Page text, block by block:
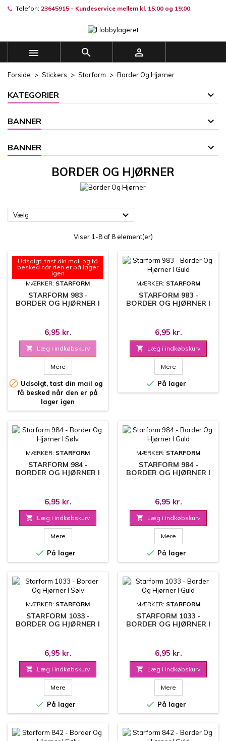
Telefon: 23645915 - Kundeservice mellem kl. 15:00 og 19:00
  
Forside Stickers Starform Border Og Hjørner
KATEGORIER
BANNER
BANNER
BORDER OG HJØRNER
Vælg 
Viser 1-8 af 8 element(er)
Udsolgt, tast din mail og få
besked når den er på lager
igen
MÆRKER: STARFORM
STARFORM 983 -
BORDER OG HJØRNER I
6,95 kr.
 Læg i indkøbskurv
Mere
 Udsolgt, tast din mail og
få besked når den er på
lager igen
MÆRKER: STARFORM
STARFORM 983 -
BORDER OG HJØRNER I
6,95 kr.
 Læg i indkøbskurv
Mere
 På lager
MÆRKER: STARFORM
STARFORM 984 -
BORDER OG HJØRNER I
6,95 kr.
 Læg i indkøbskurv
Mere
 På lager
MÆRKER: STARFORM
STARFORM 984 -
BORDER OG HJØRNER I
6,95 kr.
 Læg i indkøbskurv
Mere
 På lager
MÆRKER: STARFORM
STARFORM 1033 -
BORDER OG HJØRNER I
6,95 kr.
 Læg i indkøbskurv
Mere
 På lager
MÆRKER: STARFORM
STARFORM 1033 -
BORDER OG HJØRNER I
6,95 kr.
 Læg i indkøbskurv
Mere
 På lager
add_circle_outline
((confirmMessage))
((cancelText)) ((modalDeleteText))
((label))
Du skal være logget på for at gemme produkter på din
ønskeliste.